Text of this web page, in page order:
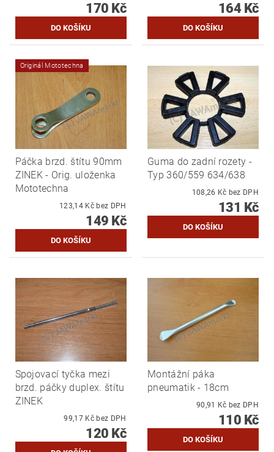
170 Kč 164 Kč
Originál Mototechna
Páčka brzd. štítu 90mm
ZINEK - Orig. uloženka
Mototechna
123,14 Kč bez DPH
149 Kč
Guma do zadní rozety -
Typ 360/559 634/638
108,26 Kč bez DPH
131 Kč
Spojovací tyčka mezi
brzd. páčky duplex. štítu
ZINEK
99,17 Kč bez DPH
120 Kč
Montážní páka
pneumatik - 18cm
90,91 Kč bez DPH
110 Kč